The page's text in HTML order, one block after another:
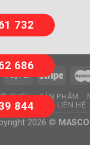
THIỆU SẢN PHẨM
TIN TỨC
LIÊN HỆ
2026 ©
732
686
844